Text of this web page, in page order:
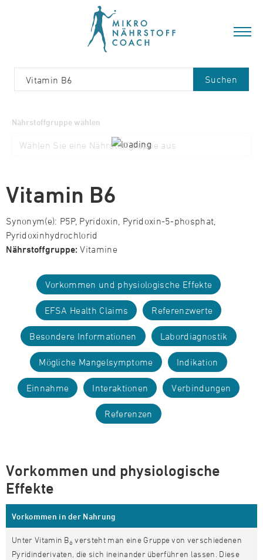
Suchen
Vitamin B6
Synonym(e): P5P, Pyridoxin, Pyridoxin-5-phosphat,
Pyridoxinhydrochlorid
Nährstoffgruppe: Vitamine
Vorkommen und physiologische Effekte
EFSA Health Claims Referenzwerte
Besondere Informationen Labordiagnostik
Mögliche Mangelsymptome Indikation
Einnahme Interaktionen Verbindungen
Referenzen
Vorkommen und physiologische
Effekte
Vorkommen in der Nahrung
Unter Vitamin B6 versteht man eine Gruppe von verschiedenen
Pyridinderivaten, die sich ineinander überführen lassen. Diese
Nährstoffgruppe wählen